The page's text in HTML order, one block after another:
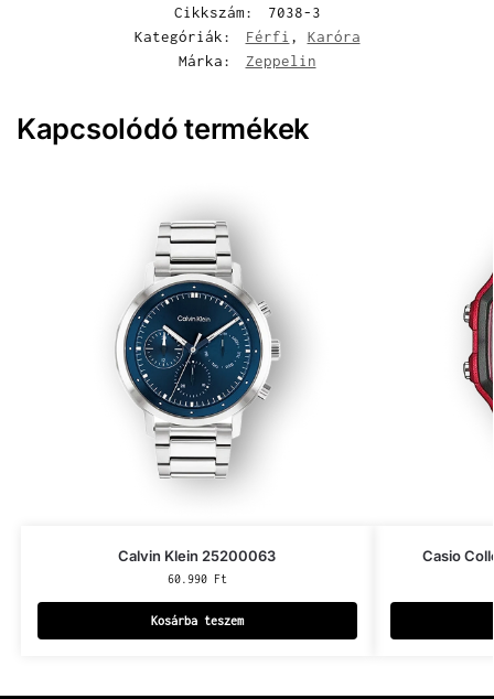
Cikkszám:
7038-3
Kategóriák:
Férfi , Karóra
Márka:
Zeppelin
Kapcsolódó termékek
Calvin Klein 25200063
60.990 Ft
Kosárba teszem
Casio